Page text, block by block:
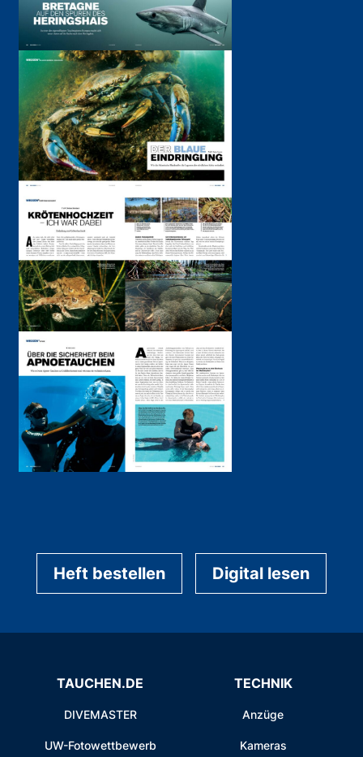
Heft bestellen Digital lesen
TAUCHEN.DE
DIVEMASTER
UW-Fotowettbewerb
TECHNIK
Anzüge
Kameras